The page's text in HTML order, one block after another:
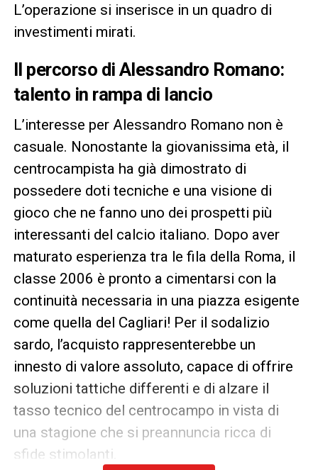
L’operazione si inserisce in un quadro di
investimenti mirati.
Il percorso di Alessandro Romano:
talento in rampa di lancio
L’interesse per Alessandro Romano non è
casuale. Nonostante la giovanissima età, il
centrocampista ha già dimostrato di
possedere doti tecniche e una visione di
gioco che ne fanno uno dei prospetti più
interessanti del calcio italiano. Dopo aver
maturato esperienza tra le fila della Roma, il
classe 2006 è pronto a cimentarsi con la
continuità necessaria in una piazza esigente
come quella del Cagliari! Per il sodalizio
sardo, l’acquisto rappresenterebbe un
innesto di valore assoluto, capace di offrire
soluzioni tattiche differenti e di alzare il
tasso tecnico del centrocampo in vista di
una stagione che si preannuncia ricca di
sfide stimolanti.